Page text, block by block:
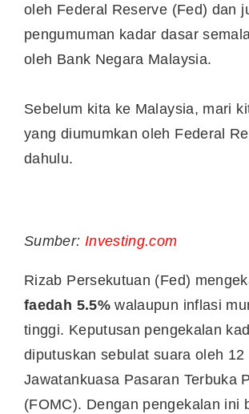
oleh Federal Reserve (Fed) dan
pengumuman kadar dasar
oleh Bank Negara Malaysia.
Sebelum kita ke Malaysia, mari
yang diumumkan oleh Federal
dahulu.
Sumber: Investing.com
Rizab Persekutuan (Fed)
faedah 5.5%walaupun inflasi
tinggi. Keputusan pengekalan
diputuskan sebulat suara oleh 12
Jawatankuasa Pasaran Terbuka
(FOMC). Dengan pengekalan ini